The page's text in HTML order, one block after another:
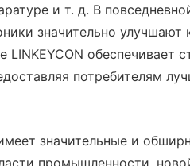
и т. д. В
значительно улучшают
обеспечивает
потребителям
значительные и
промышленности,